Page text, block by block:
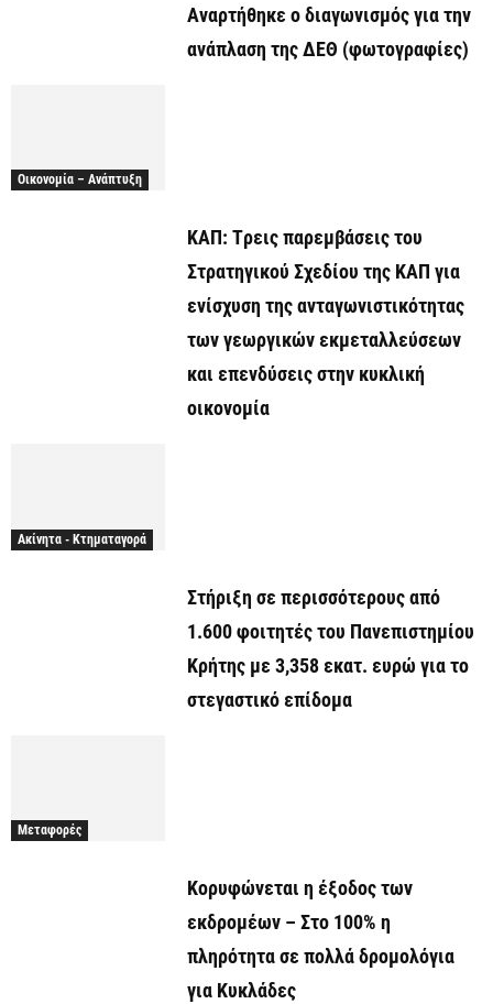
Αναρτήθηκε o διαγωνισμός για την
ανάπλαση της ΔΕΘ (φωτογραφίες)
Οικονομία – Ανάπτυξη
ΚΑΠ: Tρεις παρεμβάσεις του
Στρατηγικού Σχεδίου της ΚΑΠ για
ενίσχυση της ανταγωνιστικότητας
των γεωργικών εκμεταλλεύσεων
και επενδύσεις στην κυκλική
οικονομία
Ακίνητα - Κτηματαγορά
Στήριξη σε περισσότερους από
1.600 φοιτητές του Πανεπιστημίου
Κρήτης με 3,358 εκατ. ευρώ για το
στεγαστικό επίδομα
Μεταφορές
Κορυφώνεται η έξοδος των
εκδρομέων – Στο 100% η
πληρότητα σε πολλά δρομολόγια
για Κυκλάδες